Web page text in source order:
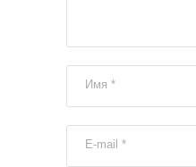
Имя *
E-mail *